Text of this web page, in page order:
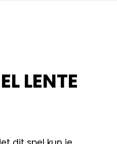
LENTE